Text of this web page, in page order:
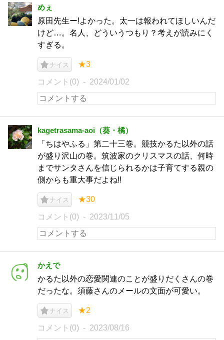
めぇ
原田先生ー!よかった。太一は報われてほしいんだ
けど…。名人、どういうつもり？考えが読みにく
すぎる。
ナイス ★3
コメント(0) 2024/01/02
kagetrasama-aoi（葵・橘）
「ちはやふる」第二十三巻。競技かるた以外の話
が盛り沢山の巻。筑波家のクリスマスの話、何時
までサンタさんを信じられるかは子育てする親の
側からも重大事だよね‼️
ナイス ★30
コメント(0) 2023/11/05
かえで
かるた以外の恋愛関連のことが盛りだくさんの巻
だったな。須藤さんのメールの文面が可愛い。
ナイス ★2
コメント(0) 2023/08/16